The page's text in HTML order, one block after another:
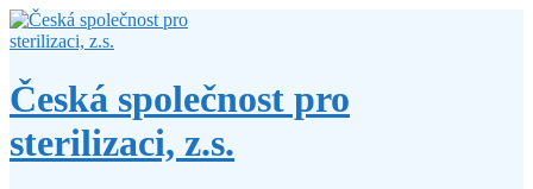
Přejít
k
webu
Česká společnost pro
sterilizaci, z.s.